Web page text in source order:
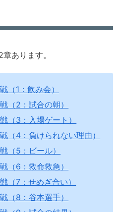
あります。
（1：飲み会）
（2：試合の朝）
（3：入場ゲート）
（4：負けられない理由）
（5：ビール）
（6：救命救急）
（7：せめぎ合い）
（8：谷本選手）